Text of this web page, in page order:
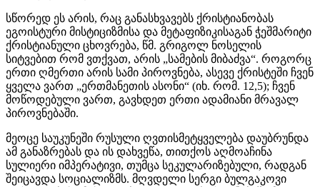
სწორედ ეს არის, რაც განასხვავებს ქრისტიანობას
ეგოისტური მისტიციზმისა და მეტაფიზიკისაგან ჭეშმარიტი
ქრისტიანული ცხოვრება, წმ. გრიგოლ ნოსელის
სიტვებით რომ ვთქვათ, არის „სამების მიბაძვა“. როგორც
ერთი ღმერთი არის სამი პიროვნება, ასევე ქრისტეში ჩვენ
ყველა ვართ „ერთმანეთის ასონი“ (იხ. რომ. 12,5); ჩვენ
მოწოდებული ვართ, გავხდეთ ერთი ადამიანი მრავალ
პიროვნებაში.
მეოცე საუკუნეში რუსული ღვთისმეტყველება დაუბრუნდა
ამ განაზრებას და ის დახვეწა, თითქოს აღმოაჩინა
სულიერი იმპერატივი, თუმცა სეკულარიზებული, რადგან
შეიცავდა სოციალიზმს. მღვდელი სერგი ბულგაკოვი